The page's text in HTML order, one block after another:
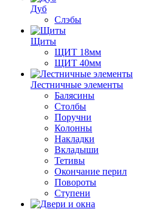
Дуб
Слэбы
Щиты
ЩИТ 18мм
ЩИТ 40мм
Лестничные элементы
Балясины
Столбы
Поручни
Колонны
Накладки
Вкладыши
Тетивы
Окончание перил
Повороты
Ступени